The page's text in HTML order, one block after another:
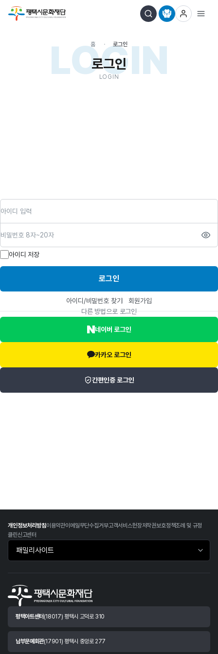
LOGIN
홈 로그인
로그인
LOGIN
아이디 저장
로그인
아이디/비밀번호 찾기
회원가입
다른 방법으로 로그인
네이버 로그인
카카오 로그인
간편인증 로그인
개인정보처리방침이용약관이메일무단수집거부고객서비스헌장저작권보호정책조례 및 규정
클린신고센터
패밀리사이트 바로가기
평택아트센터 (18017) 평택시 고덕로 310
남부문예회관(17901) 평택시 중앙로 277